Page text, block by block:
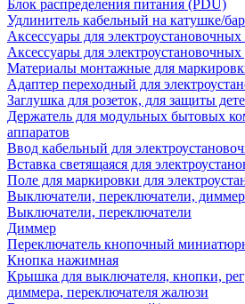
Блок распределения питания (PDU)
Удлинитель кабельный на катушке/
Аксессуары для электроустановочных
Аксессуары для электроустановочных
Материалы монтажные для
Адаптер переходный для
Заглушка для розеток, для защиты
Держатель для модульных бытовых
аппаратов
Ввод кабельный для
Вставка светящаяся для
Поле для маркировки для
Выключатели, переключатели,
Выключатели, переключатели
Диммер
Переключатель кнопочный
Кнопка нажимная
Крышка для выключателя, кнопки,
диммера, переключателя жалюзи